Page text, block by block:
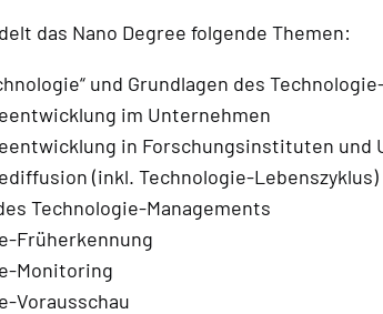
das Nano Degree folgende Themen:
und Grundlagen des
im Unternehmen
in Forschungsinstituten und
(inkl. Technologie-Lebenszyklus)
Technologie-Managements
Früherkennung
Monitoring
Vorausschau